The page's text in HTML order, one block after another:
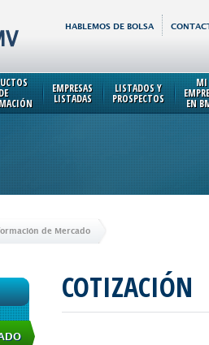
HABLEMOS DE BOLSA
EMPRESAS
LISTADAS
LISTADOS Y
PROSPECTOS
MI
EN
de Mercado
COTIZACIÓN